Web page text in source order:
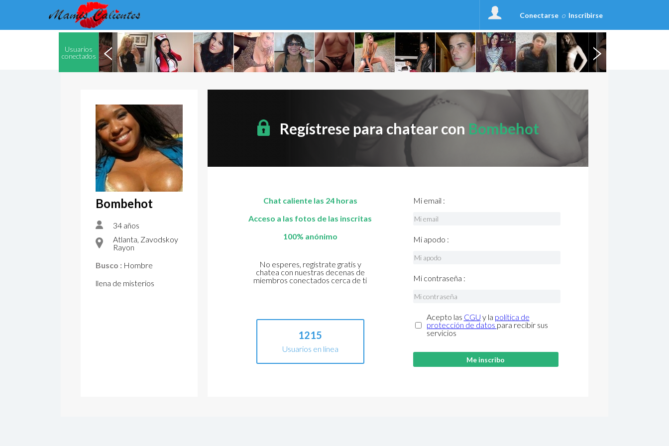
Conectarse o Inscribirse
Usuarios
conectados
Bombehot
34 años
Atlanta, Zavodskoy
Rayon
Busco : Hombre
llena de misterios
Regístrese para chatear con Bombehot
Chat caliente las 24 horas
Acceso a las fotos de las inscritas
100% anónimo
No esperes, regístrate gratis y
chatea con nuestras decenas de
miembros conectados cerca de ti
1215
Usuarios en línea
Mi email :
Mi apodo :
Mi contraseña :
Acepto las CGU y la política de
protección de datos para recibir sus
servicios